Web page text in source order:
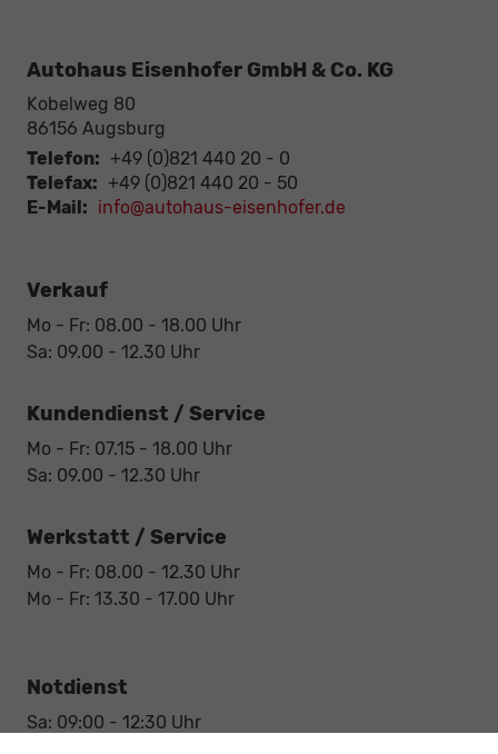
Autohaus Eisenhofer GmbH & Co. KG
Kobelweg 80
86156 Augsburg
Telefon: +49 (0)821 440 20 - 0
Telefax: +49 (0)821 440 20 - 50
E-Mail: info@autohaus-eisenhofer.de
Verkauf
Mo - Fr: 08.00 - 18.00 Uhr
Sa: 09.00 - 12.30 Uhr
Kundendienst / Service
Mo - Fr: 07.15 - 18.00 Uhr
Sa: 09.00 - 12.30 Uhr
Werkstatt / Service
Mo - Fr: 08.00 - 12.30 Uhr
Mo - Fr: 13.30 - 17.00 Uhr
Notdienst
Sa: 09:00 - 12:30 Uhr